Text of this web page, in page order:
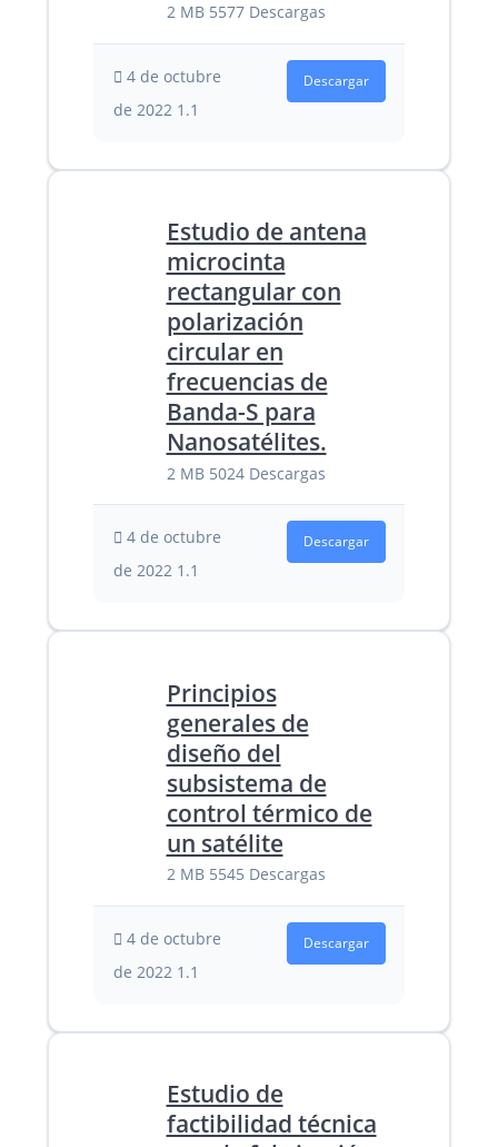
2 MB 5577 Descargas
4 de octubre
de 2022 1.1
Descargar
Estudio de antena
microcinta
rectangular con
polarización
circular en
frecuencias de
Banda-S para
Nanosatélites.
2 MB 5024 Descargas
4 de octubre
de 2022 1.1
Descargar
Principios
generales de
diseño del
subsistema de
control térmico de
un satélite
2 MB 5545 Descargas
4 de octubre
de 2022 1.1
Descargar
Estudio de
factibilidad técnica